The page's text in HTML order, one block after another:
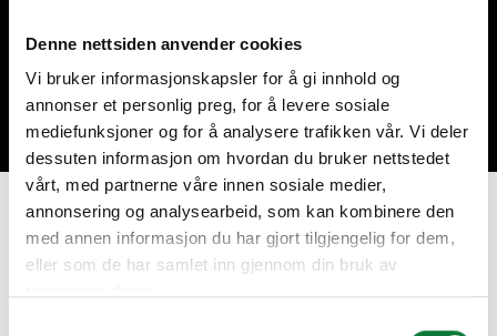
Denne nettsiden anvender cookies
Vi bruker informasjonskapsler for å gi innhold og
annonser et personlig preg, for å levere sosiale
mediefunksjoner og for å analysere trafikken vår. Vi deler
dessuten informasjon om hvordan du bruker nettstedet
vårt, med partnerne våre innen sosiale medier,
annonsering og analysearbeid, som kan kombinere den
med annen informasjon du har gjort tilgjengelig for dem,
eller som de har samlet inn gjennom din bruk av
Misschien heeft u ook interesse in
Heb je een project in gedachten?